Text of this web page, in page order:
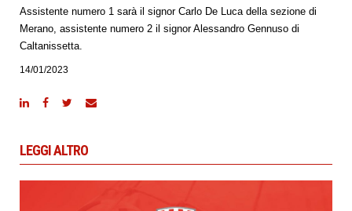
Assistente numero 1 sarà il signor Carlo De Luca della sezione di
Merano, assistente numero 2 il signor Alessandro Gennuso di
Caltanissetta.
14/01/2023
LEGGI ALTRO